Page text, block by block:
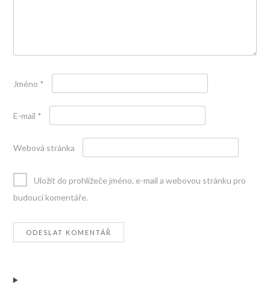
Jméno *
E-mail *
Webová stránka
Uložit do prohlížeče jméno, e-mail a webovou stránku pro
budoucí komentáře.